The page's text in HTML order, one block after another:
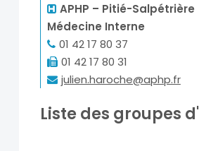
APHP – Pitié-Salpétrière
Médecine Interne
01 42 17 80 37
01 42 17 80 31
julien.haroche@aphp.fr
Liste des groupes